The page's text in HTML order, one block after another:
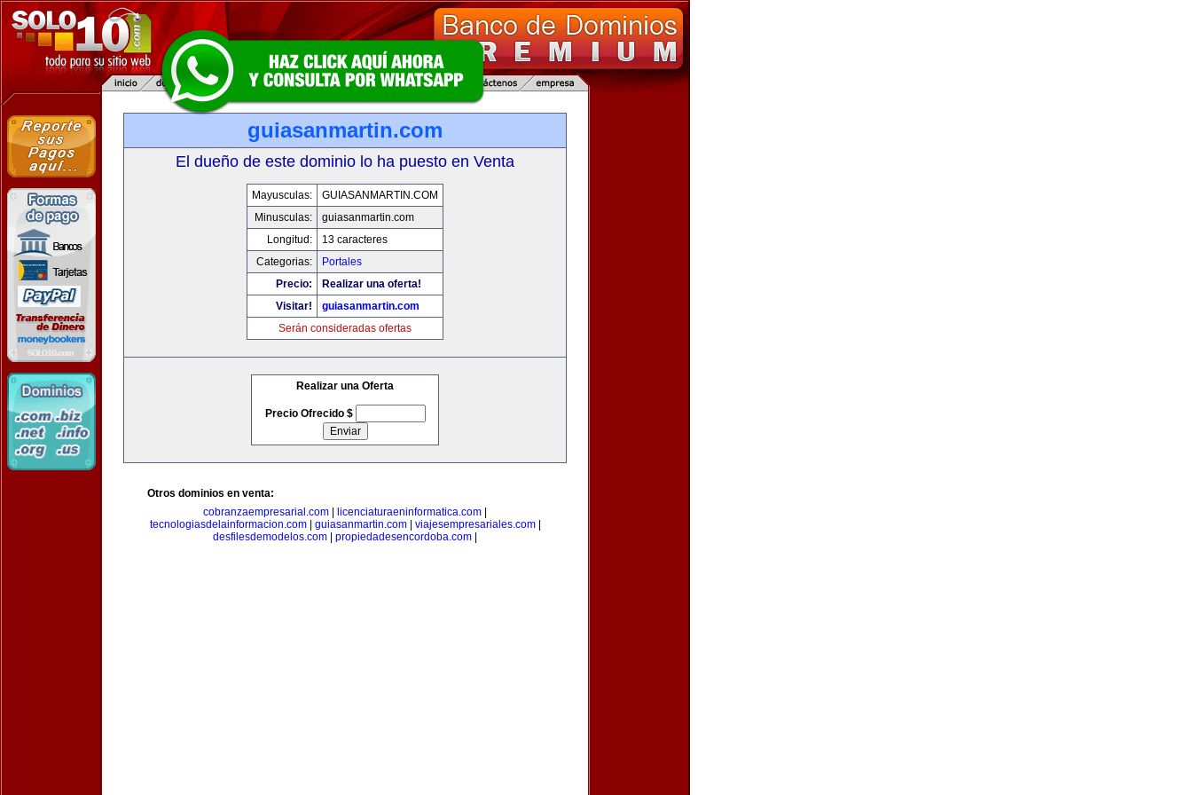
guiasanmartin.com
El dueño de este dominio lo ha puesto en Venta
Mayusculas:
GUIASANMARTIN.COM
Minusculas:
guiasanmartin.com
Longitud:
13 caracteres
Categorias:
Portales
Precio:
Realizar una oferta!
Visitar!
guiasanmartin.com
Serán consideradas ofertas
Realizar una Oferta
Precio Ofrecido $
Otros dominios en venta:
cobranzaempresarial.com
licenciaturaeninformatica.com
tecnologiasdelainformacion.com| guiasanmartin.com| viajesempresariales.com|
desfilesdemodelos.com
propiedadesencordoba.com